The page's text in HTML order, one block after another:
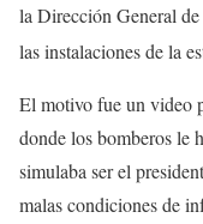
la Dirección General
las instalaciones de la
El motivo fue un video
donde los bomberos le
simulaba ser el
malas condiciones de